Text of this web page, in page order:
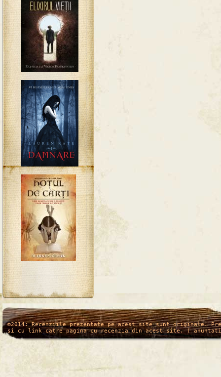
/* */
©2014: Recenziile prezentate pe acest site sunt originale.
si cu link catre pagina cu recenzia din acest site. (